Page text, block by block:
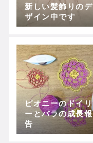
新しい髪飾りのデ
ザイン中です
ピオニーのドイリ
ーとバラの成長報
告